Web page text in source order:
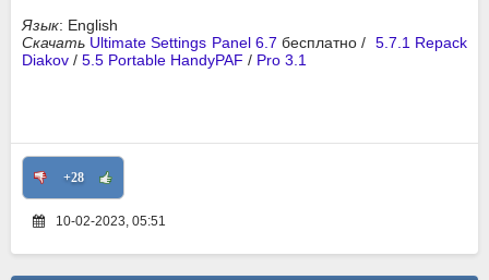
Язык: English
Скачать Ultimate Settings Panel 6.7 бесплатно / 5.7.1 Repack
Diakov / 5.5 Portable HandyPAF / Pro 3.1
+28
10-02-2023, 05:51